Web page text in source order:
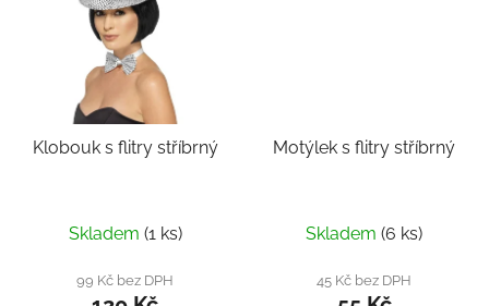
Klobouk s flitry stříbrný
Skladem (1 ks)
99 Kč bez DPH
Motýlek s flitry stříbrný
Skladem (6 ks)
45 Kč bez DPH